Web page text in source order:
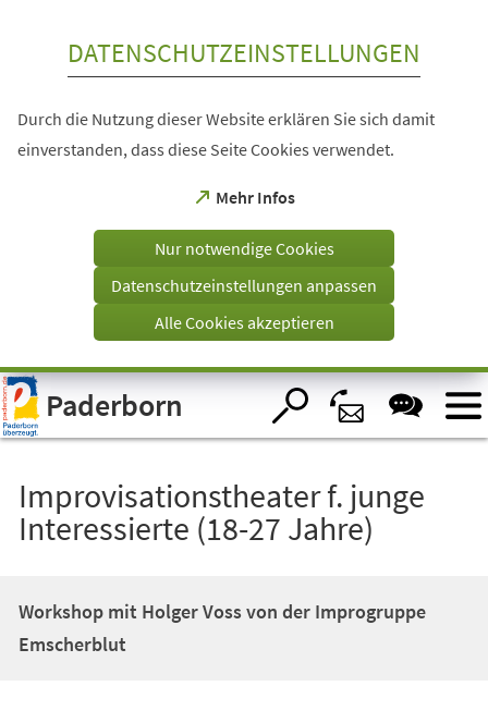
Visuelle
Assistenzsoftware
öffnen.
DATENSCHUTZEINSTELLUNGEN
Durch die Nutzung dieser Website erklären Sie sich damit
einverstanden, dass diese Seite Cookies verwendet.
Mehr Infos
(Öffnet
einem
Tab)
Nur notwendige Cookies
Datenschutzeinstellungen anpassen
Alle Cookies akzeptieren
Paderborn
Improvisationstheater f. junge
Interessierte (18-27 Jahre)
Workshop mit Holger Voss von der Improgruppe
Emscherblut